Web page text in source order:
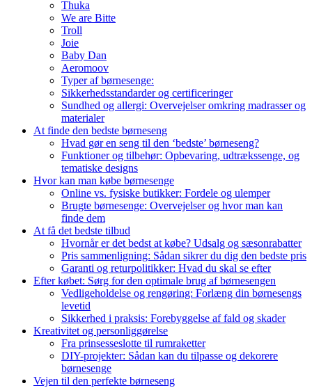
Thuka
We are Bitte
Troll
Joie
Baby Dan
Aeromoov
Typer af børnesenge:
Sikkerhedsstandarder og certificeringer
Sundhed og allergi: Overvejelser omkring madrasser og
materialer
At finde den bedste børneseng
Hvad gør en seng til den ‘bedste’ børneseng?
Funktioner og tilbehør: Opbevaring, udtrækssenge, og
tematiske designs
Hvor kan man købe børnesenge
Online vs. fysiske butikker: Fordele og ulemper
Brugte børnesenge: Overvejelser og hvor man kan
finde dem
At få det bedste tilbud
Hvornår er det bedst at købe? Udsalg og sæsonrabatter
Pris sammenligning: Sådan sikrer du dig den bedste pris
Garanti og returpolitikker: Hvad du skal se efter
Efter købet: Sørg for den optimale brug af børnesengen
Vedligeholdelse og rengøring: Forlæng din børnesengs
levetid
Sikkerhed i praksis: Forebyggelse af fald og skader
Kreativitet og personliggørelse
Fra prinsesseslotte til rumraketter
DIY-projekter: Sådan kan du tilpasse og dekorere
børnesenge
Vejen til den perfekte børneseng